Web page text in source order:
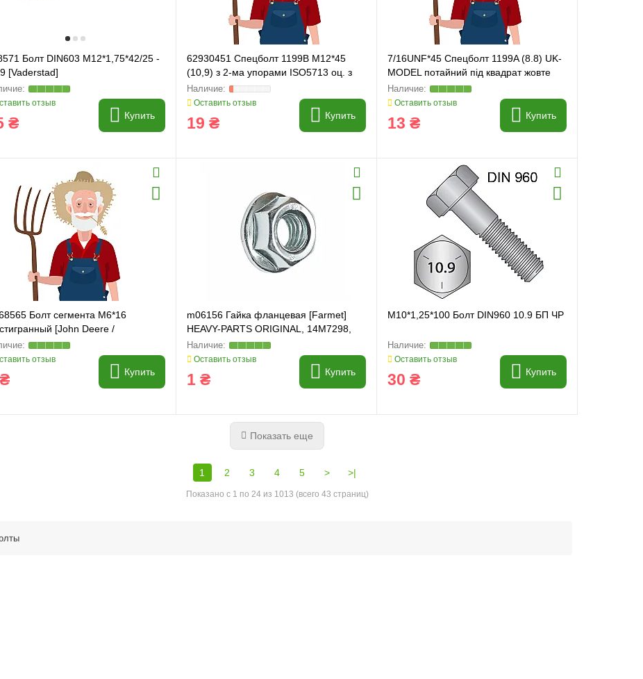
Болт DIN603 M12*1,75*42/25 -
[Vaderstad]
отзыв
₴ Купить
62930451 Спецболт 1199B М12*45
(10,9) з 2-ма упорами ISO5713 оц. з
гайкою
Оставить отзыв
19 ₴ Купить
7/16UNF*45 Спецболт 1199A (8.8) UK-
MODEL потайний під квадрат жовте
хром. з гайкою ASA B. 18.2.2.-8
Оставить отзыв
13 ₴ Купить
Болт сегмента M6*16
[John Deere /
H207542
отзыв
Купить
m06156 Гайка фланцевая [Farmet]
HEAVY-PARTS ORIGINAL, 14M7298,
040014, m06156, M8
Оставить отзыв
1 ₴ Купить
M10*1,25*100 Болт DIN960 10.9 БП ЧР
Оставить отзыв
30 ₴ Купить
Показать еще
1 2 3 4 5 > >|
Показано с 1 по 24 из 1013 (всего 43 страниц)